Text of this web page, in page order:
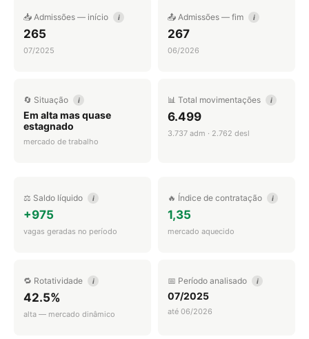
📥 Admissões — início i
265
07/2025
📤 Admissões — fim i
267
06/2026
🔄 Situação i
Em alta mas quase
estagnado
mercado de trabalho
📊 Total movimentações i
6.499
3.737 adm · 2.762 desl
⚖️ Saldo líquido i
+975
vagas geradas no período
🔥 Índice de contratação i
1,35
mercado aquecido
🔁 Rotatividade i
42.5%
alta — mercado dinâmico
📅 Período analisado i
07/2025
até 06/2026